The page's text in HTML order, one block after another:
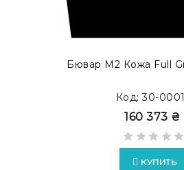
Бювар М2 Кожа Full
Код: 30-
160 373 ₴
КУПИТЬ